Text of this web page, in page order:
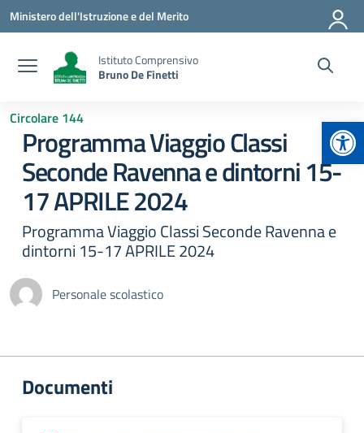
Vai ai contenuti
Vai al menu di navigazione
Vai al footer
Ministero dell'Istruzione e del Merito
Istituto Comprensivo
Bruno De Finetti
Circolare 144
Programma Viaggio Classi
Seconde Ravenna e dintorni 15-
17 APRILE 2024
Programma Viaggio Classi Seconde Ravenna e
dintorni 15-17 APRILE 2024
Personale scolastico
Documenti